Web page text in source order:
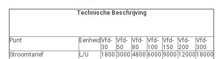
Technische Beschrijving
Punt Eenheid Vfd-
30
Vfd-
50
Vfd-
80
Vfd-
100
Vfd-
150
Vfd-
200
Vfd-
300
Stroomtarief
L/U 1800 3000 4800 6000 9000 12000 18000